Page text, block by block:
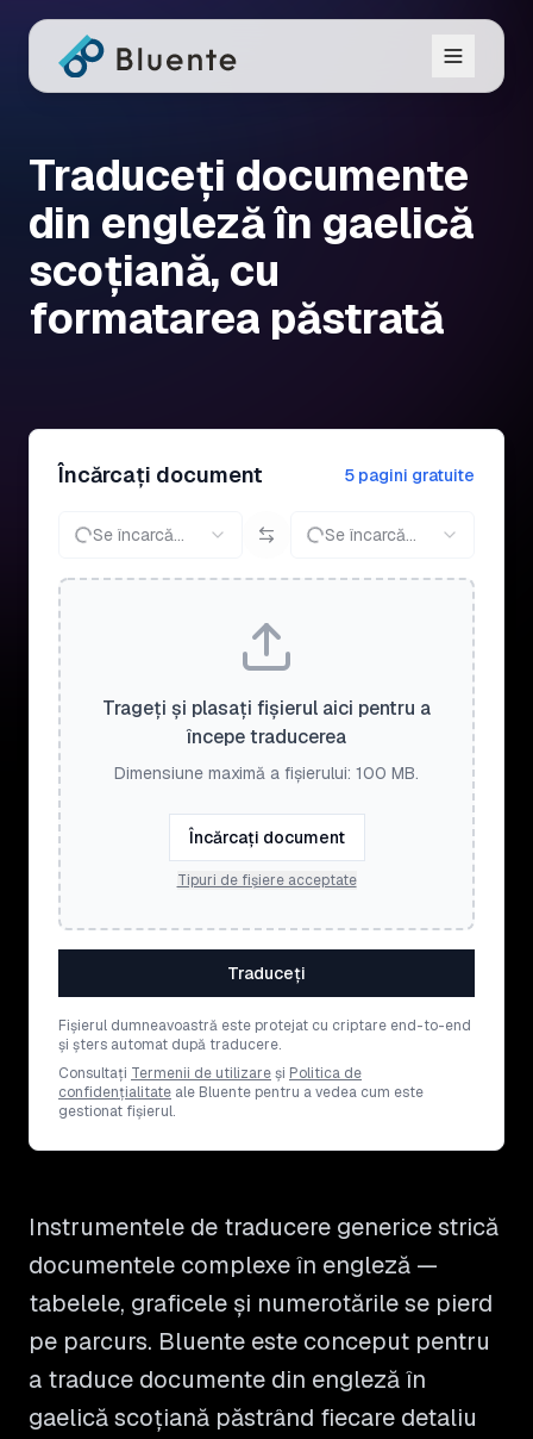
Traduceți documente
din engleză în gaelică
scoțiană, cu
formatarea păstrată
Încărcați document 5 pagini gratuite
Se încarcă... Se încarcă...
Trageți și plasați fișierul aici pentru a
începe traducerea
Dimensiune maximă a fișierului: 100 MB.
Încărcați document
Tipuri de fișiere acceptate
Traduceți
Fișierul dumneavoastră este protejat cu criptare end-to-end
și șters automat după traducere.
Consultați Termenii de utilizareși Politica de
confidențialitate ale Bluente pentru a vedea cum este
gestionat fișierul.
Instrumentele de traducere generice strică
documentele complexe în engleză —
tabelele, graficele și numerotările se pierd
pe parcurs. Bluente este conceput pentru
a traduce documente din engleză în
gaelică scoțiană păstrând fiecare detaliu